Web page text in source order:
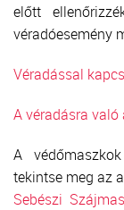
előtt
véradóesemény
Véradással
A véradásra
A
tekintse meg az
Sebészi